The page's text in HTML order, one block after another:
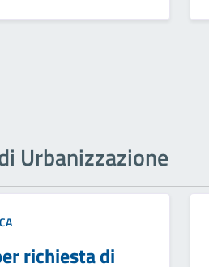
Urbanizzazione
richiesta di